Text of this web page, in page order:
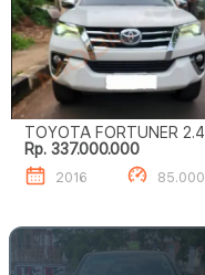
TOYOTA FORTUNER 2.4
VRZ
Rp. 337.000.000
2016 85.000